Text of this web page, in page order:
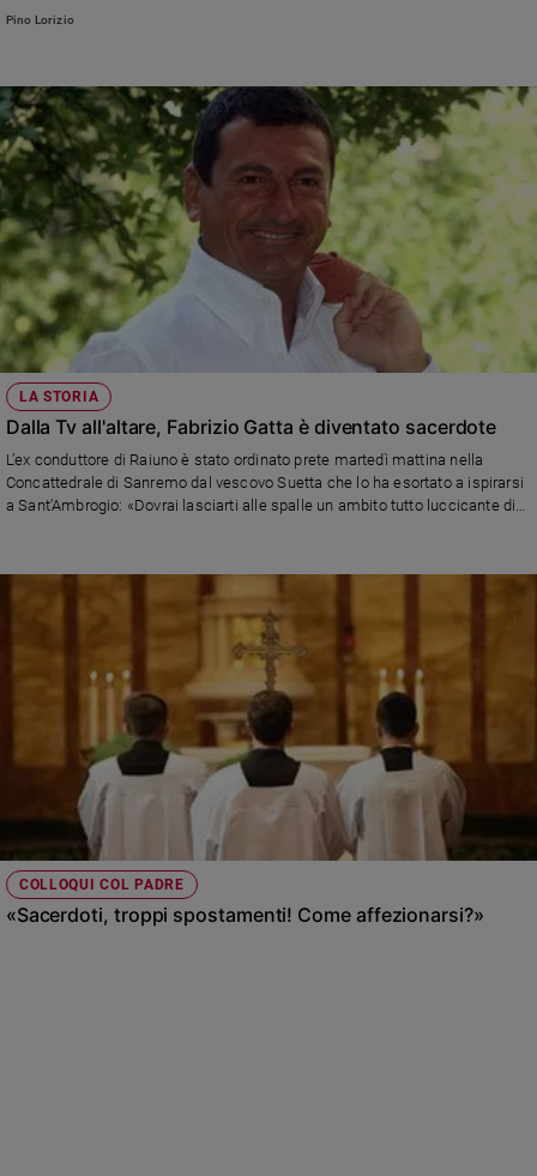
amaramente le conseguenze di questa cultura e di questa teologia (di Pino
Pino Lorizio
LA STORIA
Dalla Tv all'altare, Fabrizio Gatta è diventato sacerdote
L’ex conduttore di Raiuno è stato ordinato prete martedì mattina nella
Concattedrale di Sanremo dal vescovo Suetta che lo ha esortato a ispirarsi
a Sant’Ambrogio: «Dovrai lasciarti alle spalle un ambito tutto luccicante di
COLLOQUI COL PADRE
«Sacerdoti, troppi spostamenti! Come affezionarsi?»